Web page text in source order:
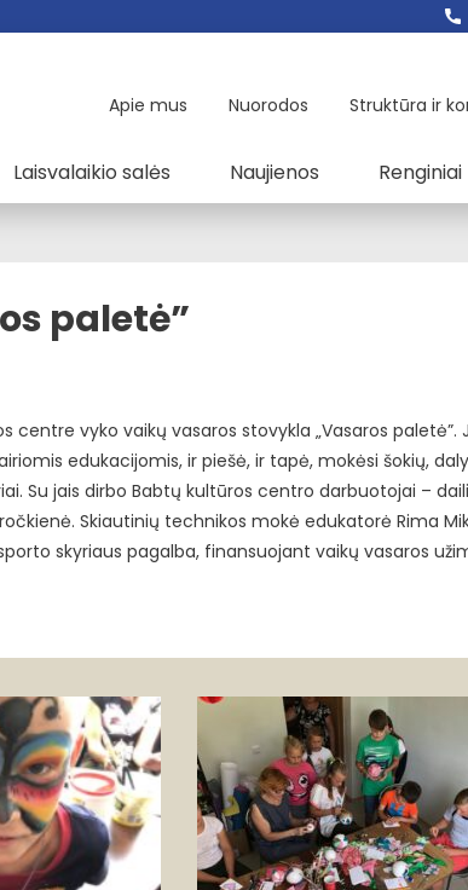
Apie mus Nuorodos Struktūra ir
Laisvalaikio salės Naujienos Renginiai
paletė”
centre vyko vaikų vasaros stovykla „Vasaros paletė”.
edukacijomis, ir piešė, ir tapė, mokėsi šokių,
Su jais dirbo Babtų kultūros centro darbuotojai –
Skiautinių technikos mokė edukatorė Rima
skyriaus pagalba, finansuojant vaikų vasaros